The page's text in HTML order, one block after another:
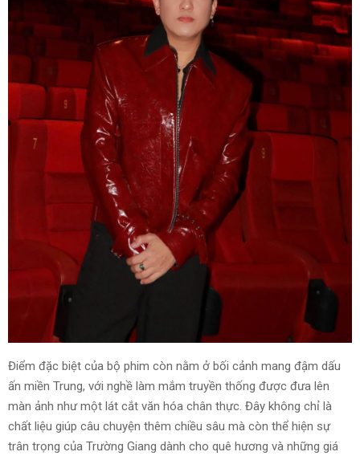
Điểm đặc biệt của bộ phim còn nằm ở bối cảnh mang đậm dấu
ấn miền Trung, với nghề làm mắm truyền thống được đưa lên
màn ảnh như một lát cắt văn hóa chân thực. Đây không chỉ là
chất liệu giúp câu chuyện thêm chiều sâu mà còn thể hiện sự
trân trọng của Trường Giang dành cho quê hương và những giá